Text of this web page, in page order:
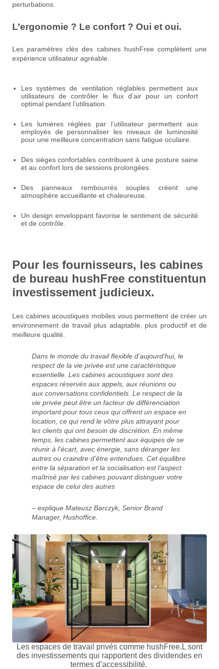
perturbations.
L’ergonomie ? Le confort ? Oui et oui.
Les paramètres clés des cabines hushFree complètent une
expérience utilisateur agréable.
Les systèmes de ventilation réglables permettent aux
utilisateurs de contrôler le flux d’air pour un confort
optimal pendant l’utilisation.
Les lumières réglées par l’utilisateur permettent aux
employés de personnaliser les niveaux de luminosité
pour une meilleure concentration sans fatigue oculaire.
Des sièges confortables contribuent à une posture saine
et au confort lors de sessions prolongées.
Des panneaux rembourrés souples créent une
atmosphère accueillante et chaleureuse.
Un design enveloppant favorise le sentiment de sécurité
et de contrôle.
Pour les fournisseurs, les cabines
de bureau hushFree constituentun
investissement judicieux.
Les cabines acoustiques mobiles vous permettent de créer un
environnement de travail plus adaptable, plus productif et de
meilleure qualité.
Dans le monde du travail flexible d’aujourd’hui, le
respect de la vie privée est une caractéristique
essentielle. Les cabines acoustiques sont des
espaces réservés aux appels, aux réunions ou
aux conversations confidentiels. Le respect de la
vie privée peut être un facteur de différenciation
important pour tous ceux qui offrent un espace en
location, ce qui rend le vôtre plus attrayant pour
les clients qui ont besoin de discrétion. En même
temps, les cabines permettent aux équipes de se
réunir à l’écart, avec énergie, sans déranger les
autres ou craindre d’être entendues. Cet équilibre
entre la séparation et la socialisation est l’aspect
maîtrisé par les cabines pouvant distinguer votre
espace de celui des autres
– explique Mateusz Barczyk, Senior Brand
Manager, Hushoffice.
Les espaces de travail privés comme hushFree.L sont
des investissements qui rapportent des dividendes en
termes d’accessibilité.